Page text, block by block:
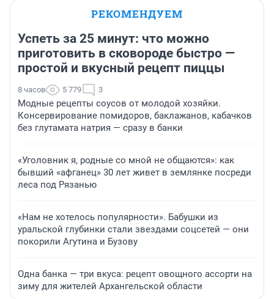
РЕКОМЕНДУЕМ
Успеть за 25 минут: что можно
приготовить в сковороде быстро —
простой и вкусный рецепт пиццы
8 часов 5 779 3
Модные рецепты соусов от молодой хозяйки.
Консервирование помидоров, баклажанов, кабачков
без глутамата натрия — сразу в банки
«Уголовник я, родные со мной не общаются»: как
бывший «афганец» 30 лет живет в землянке посреди
леса под Рязанью
«Нам не хотелось популярности». Бабушки из
уральской глубинки стали звездами соцсетей — они
покорили Агутина и Бузову
Одна банка — три вкуса: рецепт овощного ассорти на
зиму для жителей Архангельской области